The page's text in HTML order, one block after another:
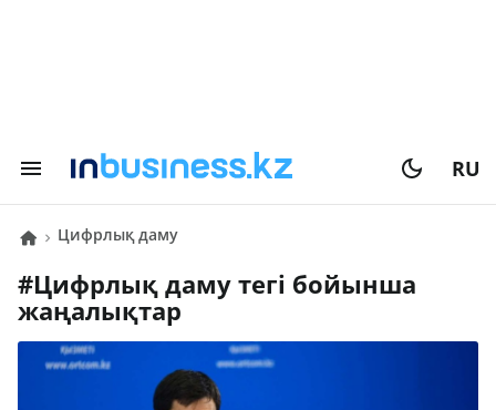
RU
Цифрлық даму
# Цифрлық даму тегі бойынша
жаңалықтар